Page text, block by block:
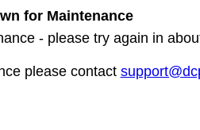
for Maintenance
- please try again in
please contact